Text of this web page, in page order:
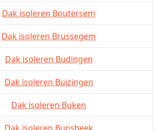
Dak isoleren Boutersem
Dak isoleren Brussegem
Dak isoleren Budingen
Dak isoleren Buizingen
Dak isoleren Buken